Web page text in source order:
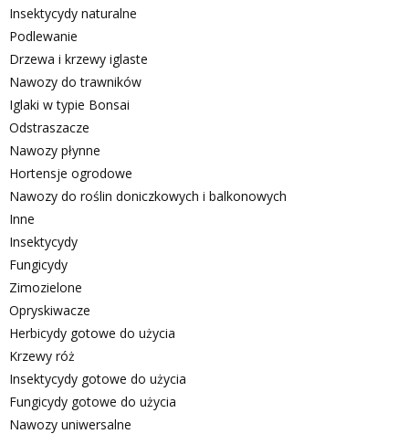
Insektycydy naturalne
Podlewanie
Drzewa i krzewy iglaste
Nawozy do trawników
Iglaki w typie Bonsai
Odstraszacze
Nawozy płynne
Hortensje ogrodowe
Nawozy do roślin doniczkowych i balkonowych
Inne
Insektycydy
Fungicydy
Zimozielone
Opryskiwacze
Herbicydy gotowe do użycia
Krzewy róż
Insektycydy gotowe do użycia
Fungicydy gotowe do użycia
Nawozy uniwersalne